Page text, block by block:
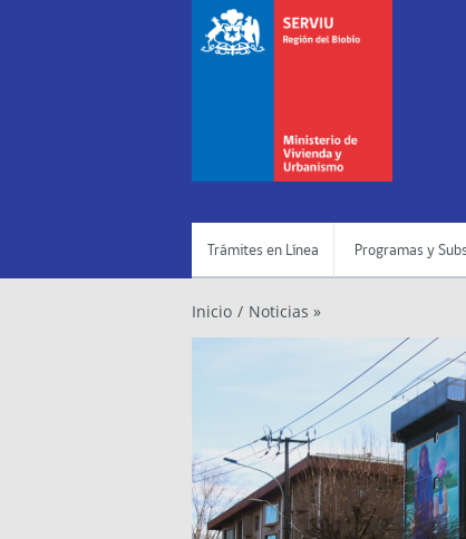
Trámites en Línea Programas y
Inicio / Noticias »